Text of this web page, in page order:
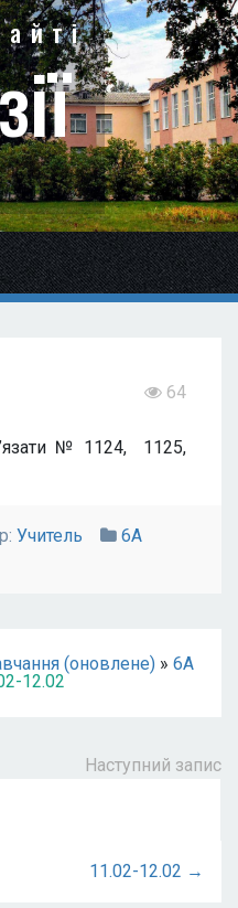
64
№ 1124, 1125,
Учитель
6А
(оновлене) » 6А
12.02
Наступний запис
11.02-12.02 →